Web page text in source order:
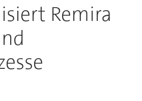
Remira